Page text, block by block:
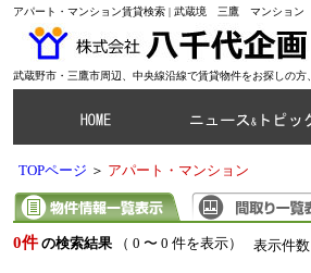
アパート・マンション賃貸検索 | 武蔵境 三鷹 マンショ
武蔵野市・三鷹市周辺、中央線沿線で賃貸物件をお探しの
TOPページ ＞ アパート・マンション
0件 の検索結果 （ 0 〜 0 件を表示） 表示件数